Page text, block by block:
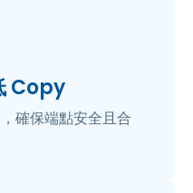
Copy
確保端點安全且合